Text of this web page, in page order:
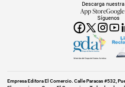
Síguenos
Descarga
App Store
Miembro del Grupo de Diarios América
Empresa Editora El Comercio. Calle Paracas #532,